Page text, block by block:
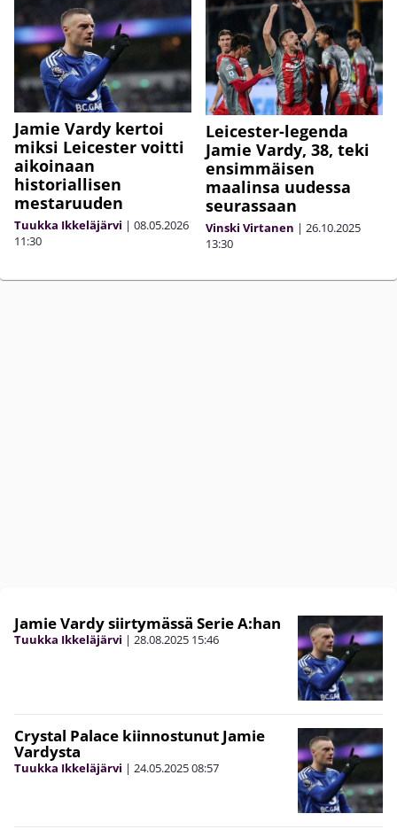
Jamie Vardy kertoi
miksi Leicester voitti
aikoinaan
historiallisen
mestaruuden
Tuukka Ikkeläjärvi | 08.05.2026
11:30
Leicester-legenda
Jamie Vardy, 38, teki
ensimmäisen
maalinsa uudessa
seurassaan
Vinski Virtanen | 26.10.2025
13:30
Jamie Vardy siirtymässä Serie A:han
Tuukka Ikkeläjärvi | 28.08.2025 15:46
Crystal Palace kiinnostunut Jamie
Vardysta
Tuukka Ikkeläjärvi | 24.05.202508:57